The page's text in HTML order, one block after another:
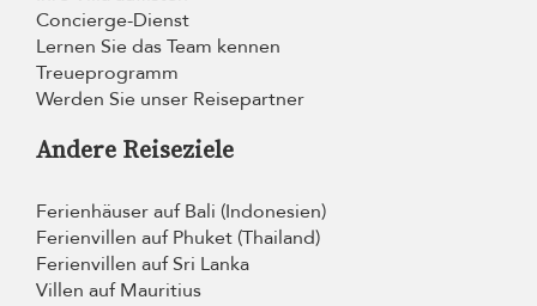
Concierge-Dienst
Lernen Sie das Team kennen
Treueprogramm
Werden Sie unser Reisepartner
Andere Reiseziele
Ferienhäuser auf Bali (Indonesien)
Ferienvillen auf Phuket (Thailand)
Ferienvillen auf Sri Lanka
Villen auf Mauritius